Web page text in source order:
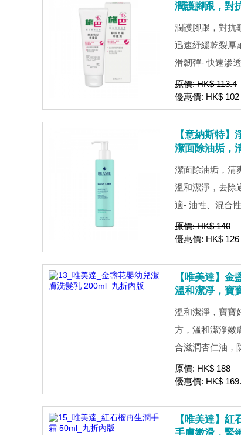
潤護腳跟，對
潤護腳跟，對抗
迅速紓緩乾裂厚
滑韌彈- 快速滲
原價: HK$ 113.4
優惠價: HK$
【意納斯特】
潔面除油垢，
潔面除油垢，清
溫和潔淨，去除
適- 油性、混合
原價: HK$ 140
優惠價: HK$
【唯美達】
溫和潔淨，寶
溫和潔淨，寶寶
方，溫和潔淨嫩
合滋潤杏仁油，
原價: HK$ 188
優惠價: HK$
【唯美達】